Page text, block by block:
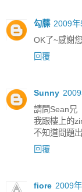
勾牒 2009年
OK了~感謝
回覆
Sunny
請問Sean兄
我跟樓上的
不知道問題
回覆
fiore 2009